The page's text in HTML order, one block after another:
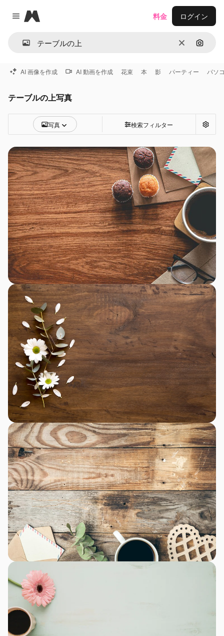
Close menu
Magnific
消去 画像で
料金 ログイン
AI 画像を作成 AI 動画を作成 花束 本 影 パーティー パソ
テーブルの上写真
写真 検索フィルター